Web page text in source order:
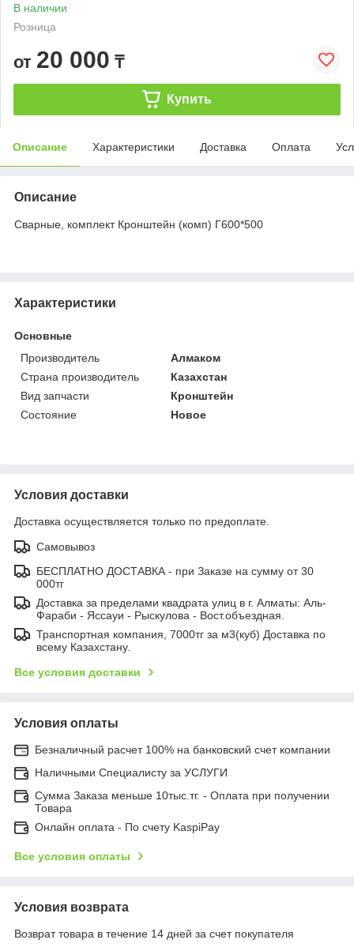
В наличии
Розница
от 20 000 ₸
Купить
Описание Характеристики Доставка Оплата
Описание
Сварные, комплект Кронштейн (комп) Г600*500
Характеристики
Основные
Производитель
Алмаком
Страна производитель
Казахстан
Вид запчасти
Кронштейн
Состояние
Новое
Условия доставки
Доставка осуществляется только по предоплате.
Самовывоз
БЕСПЛАТНО ДОСТАВКА - при Заказе на сумму от 30
000тг
Доставка за пределами квадрата улиц в г. Алматы: Аль-
Фараби - Яссауи - Рыскулова - Вост.объездная.
Транспортная компания, 7000тг за м3(куб) Доставка по
всему Казахстану.
Все условия доставки
Условия оплаты
Безналичный расчет 100% на банковский счет компании
Наличными Специалисту за УСЛУГИ
Сумма Заказа меньше 10тыс.тг. - Оплата при получении
Товара
Онлайн оплата - По счету KaspiPay
Все условия оплаты
Условия возврата
Возврат товара в течение 14 дней за счет покупателя